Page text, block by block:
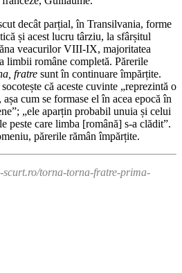
decât parțial, în Transilvania, forme
și acest lucru târziu, la sfârșitul
veacurilor VIII-IX, majoritatea
limbii române completă. Părerile
fratre sunt în continuare împărțite.
că aceste cuvinte „reprezintă o
cum se formase el în acea epocă în
„ele aparțin probabil unuia și celui
peste care limba [română] s-a clădit”.
părerile rămân împărțite.
torna-torna-fratre-prima-